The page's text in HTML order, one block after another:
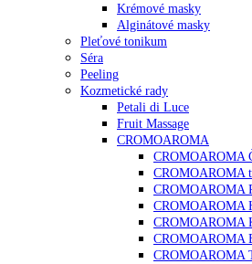
Krémové masky
Alginátové masky
Pleťové tonikum
Séra
Peeling
Kozmetické rady
Petali di Luce
Fruit Massage
CROMOAROMA
CROMOAROMA
CROMOAROMA
CROMOAROMA
CROMOAROMA
CROMOAROMA
CROMOAROMA
CROMOAROMA